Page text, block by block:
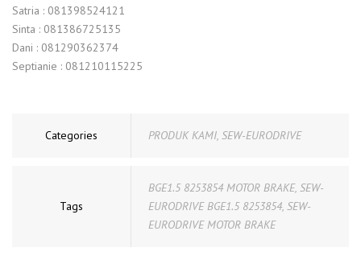
Satria : 081398524121
Sinta : 081386725135
Dani : 081290362374
Septianie : 081210115225
Categories PRODUK KAMI SEW-EURODRIVE
Tags
BGE1.5 8253854 MOTOR BRAKE, SEW-
EURODRIVE BGE1.5 8253854 SEW-
EURODRIVE MOTOR BRAKE